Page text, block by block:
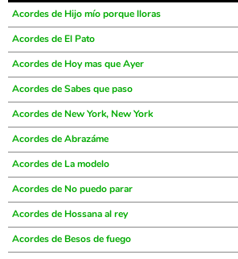
Acordes de Hijo mío porque lloras
Acordes de El Pato
Acordes de Hoy mas que Ayer
Acordes de Sabes que paso
Acordes de New York, New York
Acordes de Abrazáme
Acordes de La modelo
Acordes de No puedo parar
Acordes de Hossana al rey
Acordes de Besos de fuego